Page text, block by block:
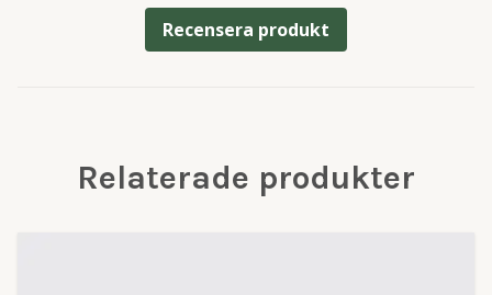
Recensera produkt
Relaterade produkter